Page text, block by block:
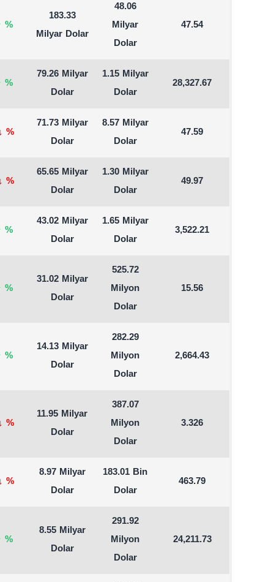
%
183.33
Milyar Dolar
48.06
Milyar
Dolar
47.54
%
79.26 Milyar
Dolar
1.15 Milyar
Dolar
28,327.67
↓ %
71.73 Milyar
Dolar
8.57 Milyar
Dolar
47.59
↓ %
65.65 Milyar
Dolar
1.30 Milyar
Dolar
49.97
%
43.02 Milyar
Dolar
1.65 Milyar
Dolar
3,522.21
%
31.02 Milyar
Dolar
525.72
Milyon
Dolar
15.56
%
14.13 Milyar
Dolar
282.29
Milyon
Dolar
2,664.43
↓ %
11.95 Milyar
Dolar
387.07
Milyon
Dolar
3.326
↓ %
8.97 Milyar
Dolar
183.01 Bin
Dolar
463.79
%
8.55 Milyar
Dolar
291.92
Milyon
Dolar
24,211.73